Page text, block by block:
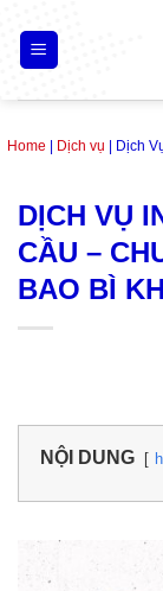
content
Home Dịch vụ
Dịch
DỊCH VỤ
CẦU –
BAO BÌ
NỘI DUNG